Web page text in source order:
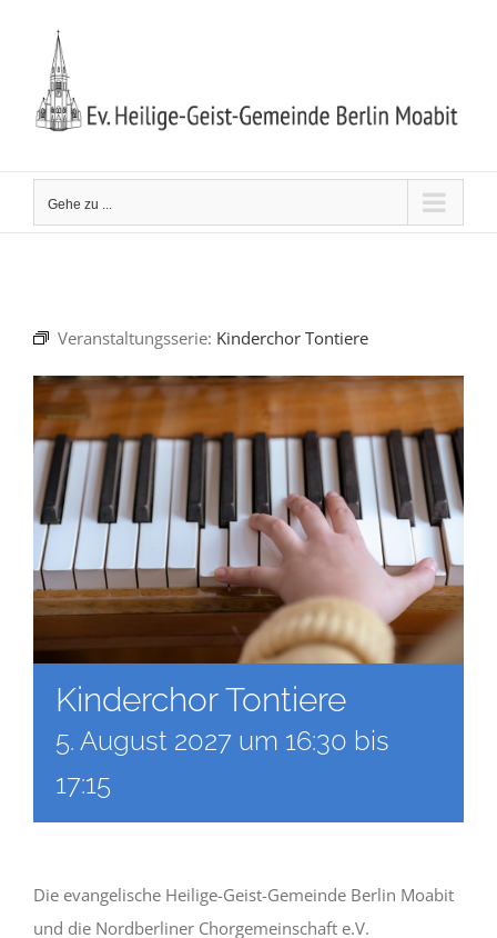
springen
Gehe zu ...
Veranstaltungsserie: Kinderchor Tontiere
Kinderchor Tontiere
5. August 2027 um 16:30 bis
17:15
Die evangelische Heilige-Geist-Gemeinde Berlin Moabit
und die Nordberliner Chorgemeinschaft e.V.